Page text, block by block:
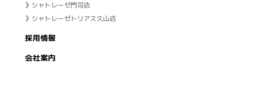
》シャトレーゼ門司店
》シャトレーゼトリアス久山店
採用情報
会社案内